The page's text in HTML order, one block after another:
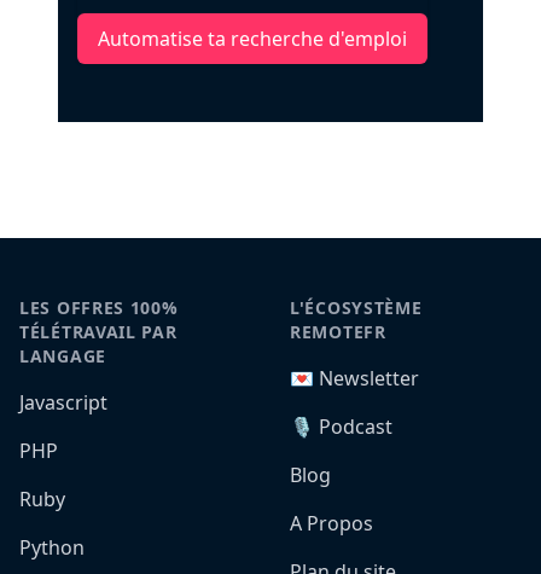
Automatise ta recherche d'emploi
LES OFFRES 100%
TÉLÉTRAVAIL PAR
LANGAGE
Javascript
PHP
Ruby
Python
L'ÉCOSYSTÈME
REMOTEFR
💌 Newsletter
🎙️ Podcast
Blog
A Propos